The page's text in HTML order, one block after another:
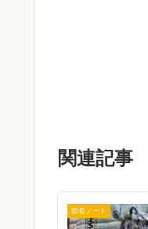
関連記事
館長ノート